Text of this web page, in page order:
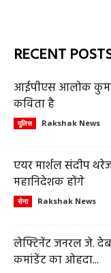
RECENT
आईपीएस आलोक
कविता है
पुलिस Rakshak News
एयर मार्शल संदीप
महानिदेशक होंगे
सेना Rakshak News
लेफ्टिनेंट जनरल जे.
कमांडेंट का ओहदा...